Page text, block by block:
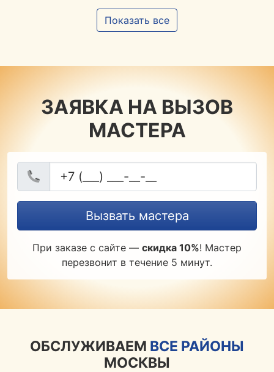
Показать все
ЗАЯВКА НА ВЫЗОВ
МАСТЕРА
Вызвать мастера
При заказе с сайте — скидка 10%! Мастер
перезвонит в течение 5 минут.
ОБСЛУЖИВАЕМ ВСЕ РАЙОНЫ
МОСКВЫ